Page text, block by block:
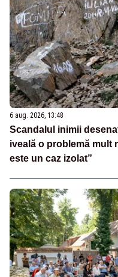
6 aug. 2026, 13:48
Scandalul inimii
iveală o problemă mult
este un caz izolat”